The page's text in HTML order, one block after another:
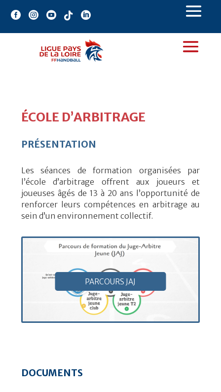
    
ÉCOLE D’ARBITRAGE
PRÉSENTATION
Les séances de formation organisées par
l’école d’arbitrage offrent aux joueurs et
joueuses âgés de 13 à 20 ans l’opportunité de
renforcer leurs compétences en arbitrage au
sein d’un environnement coll ectif.
PARCOURS JAJ
DOCUMENTS